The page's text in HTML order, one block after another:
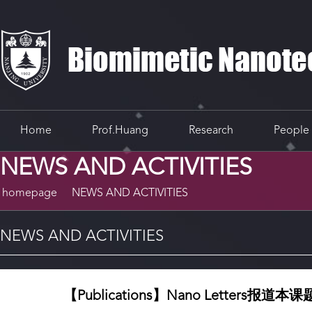
Home Prof.Huang Research People
NEWS AND ACTIVITIES
homepage NEWS AND ACTIVITIES
NEWS AND ACTIVITIES
【Publications】Nano Letters报道本